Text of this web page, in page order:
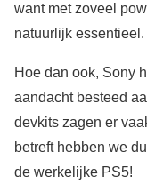
want met zoveel
natuurlijk essentieel.
Hoe dan ook, Sony
aandacht besteed
devkits zagen er
betreft hebben we
de werkelijke PS5!